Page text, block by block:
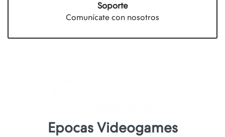
Soporte
Comunícate con nosotros
Epocas Videogames